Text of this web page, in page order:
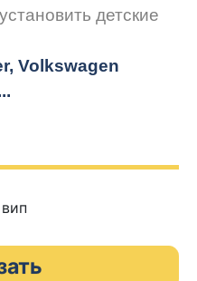
детские
Volkswagen
..